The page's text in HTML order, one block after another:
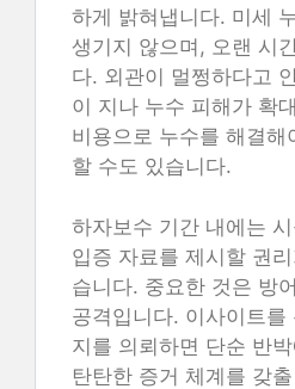
하게 밝혀냅니다. 미세
생기지 않으며, 오랜 시
다. 외관이 멀쩡하다고
이 지나 누수 피해가 확
비용으로 누수를 해결해
할 수도 있습니다.
하자보수 기간 내에는
입증 자료를 제시할 권
습니다. 중요한 것은 방
공격입니다. 이사이트
지를 의뢰하면 단순 반
탄탄한 증거 체계를 갖